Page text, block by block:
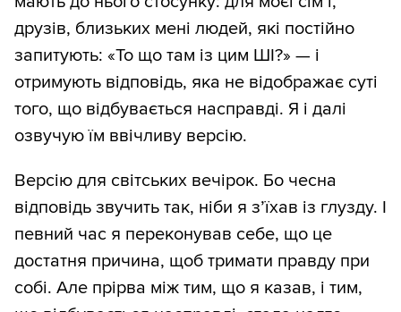
друзів, близьких мені людей, які постійно
запитують: «То що там із цим ШІ?» — і
отримують відповідь, яка не відображає суті
того, що відбувається насправді. Я і далі
озвучую їм ввічливу версію.
Версію для світських вечірок. Бо чесна
відповідь звучить так, ніби я з’їхав із глузду. І
певний час я переконував себе, що це
достатня причина, щоб тримати правду при
собі. Але прірва між тим, що я казав, і тим,